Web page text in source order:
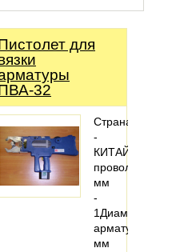
для
32
Страна
-
КИТАЙДиаметр
проволоки,
мм
-
1Диаметр
арматуры,
мм